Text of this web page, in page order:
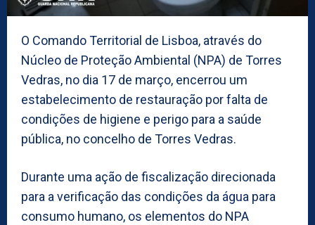
O Comando Territorial de Lisboa, através do
Núcleo de Proteção Ambiental (NPA) de Torres
Vedras, no dia 17 de março, encerrou um
estabelecimento de restauração por falta de
condições de higiene e perigo para a saúde
pública, no concelho de Torres Vedras.
Durante uma ação de fiscalização direcionada
para a verificação das condições da água para
consumo humano, os elementos do NPA